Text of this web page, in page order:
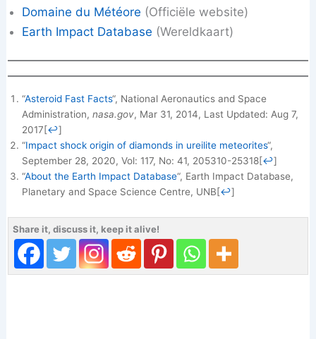
Domaine du Météore (Officiële website)
Earth Impact Database (Wereldkaart)
“Asteroid Fast Facts“, National Aeronautics and Space
Administration,nasa.gov, Mar 31, 2014, Last Updated: Aug 7,
2017[↩]
“Impact shock origin of diamonds in ureilite meteorites“,
September 28, 2020, Vol: 117, No: 41, 205310-25318[↩]
“About the Earth Impact Database“, Earth Impact Database,
Planetary and Space Science Centre, UNB[↩]
Share it, discuss it, keep it alive!